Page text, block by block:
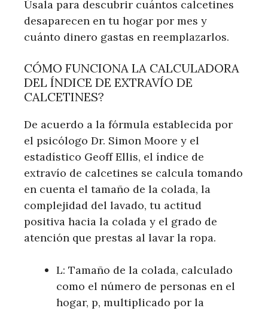
Úsala para descubrir cuántos calcetines
desaparecen en tu hogar por mes y
cuánto dinero gastas en reemplazarlos.
CÓMO FUNCIONA LA CALCULADORA
DEL ÍNDICE DE EXTRAVÍO DE
CALCETINES?
De acuerdo a la fórmula establecida por
el psicólogo Dr. Simon Moore y el
estadístico Geoff Ellis, el índice de
extravío de calcetines se calcula tomando
en cuenta el tamaño de la colada, la
complejidad del lavado, tu actitud
positiva hacia la colada y el grado de
atención que prestas al lavar la ropa.
L: Tamaño de la colada, calculado
como el número de personas en el
hogar, p, multiplicado por la